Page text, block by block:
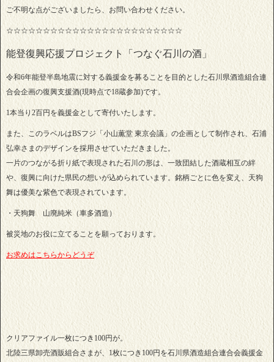
ご不明な点がございましたら、お問い合わせください。
☆☆☆☆☆☆☆☆☆☆☆☆☆☆☆☆☆☆☆☆☆☆☆☆
能登復興応援プロジェクト「つなぐ石川の酒」
令和6年能登半島地震に対する義援金を募ることを目的とした石川県酒造組合連
合会企画の復興支援酒(現時点で18蔵参加)です。
1本当り2百円を義援金として寄付いたします。
また、このラベルはBSフジ「小山薫堂 東京会議」の企画として制作され、石浦
弘幸さまのデザインを採用させていただきました。
一片のつながる折り紙で表現された石川の形は、一致団結した酒蔵相互の絆
や、復興に向けた県民の想いが込められています。銘柄ごとに色を変え、天狗
舞は優美な紫色で表現されています。
・天狗舞 山廃純米（車多酒造）
被災地のお役に立てることを願っております。
お求めはこちらからどうぞ
クリアファイル一枚につき100円が。
北陸三県卸売酒販組合さまが、1枚につき100円を石川県酒造組合連合会義援金